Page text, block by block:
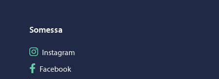
Somessa
Seuraa Instagram
Instagram
Seuraa Facebook
Facebook